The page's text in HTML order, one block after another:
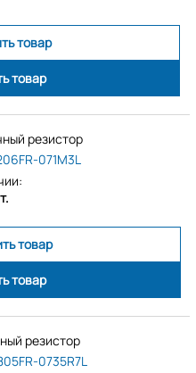
товар
товар
резистор
071M3L
товар
товар
резистор
0735R7L